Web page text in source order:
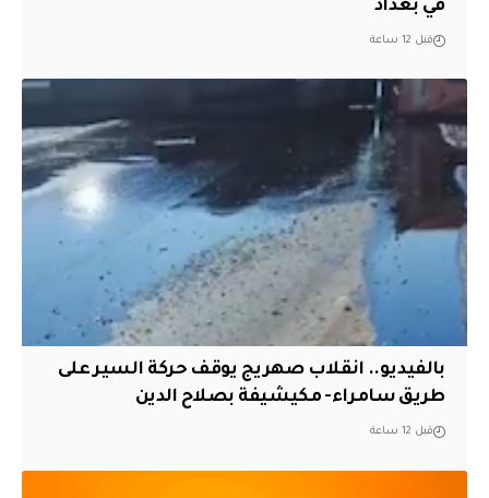
في بغداد
قبل 12 ساعة
بالفيديو.. انقلاب صهريج يوقف حركة السير على
طريق سامراء- مكيشيفة بصلاح الدين
قبل 12 ساعة